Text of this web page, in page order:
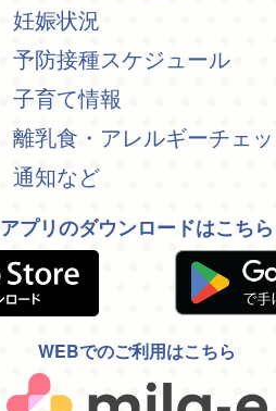
妊娠状況
予防接種スケジュール
子育て情報
離乳食・アレルギーチェ
通知など
アプリのダウンロードはこちら
WEBでのご利用はこちら